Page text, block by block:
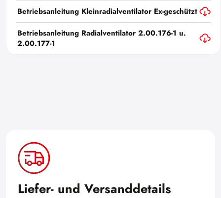
Betriebsanleitung Kleinradialventilator Ex-geschützt
Betriebsanleitung Radialventilator 2.00.176-1 u.
2.00.177-1
Liefer- und Versanddetails